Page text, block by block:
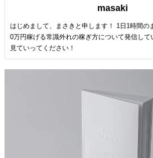
masaki
はじめまして、まさきと申します！ 1日1時間の
0万円稼げる常識外れの稼ぎ方について発信して
見ていってください！